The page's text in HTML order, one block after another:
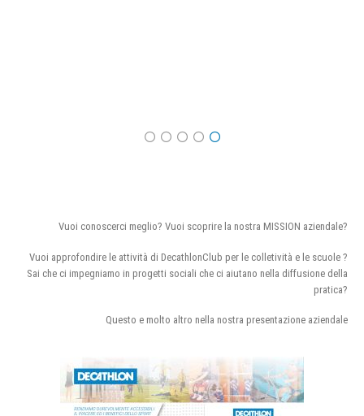
Vuoi conoscerci meglio? Vuoi scoprire la nostra MISSION aziendale?
Vuoi approfondire le attività di DecathlonClub per le colletività e le scuole ?
Sai che ci impegniamo in progetti sociali che ci aiutano nella diffusione della
pratica?
Questo e molto altro nella nostra presentazione aziendale